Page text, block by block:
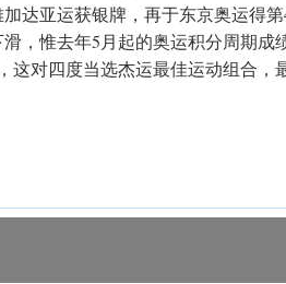
达亚运获银牌，再于东京奥运得
，惟去年5月起的奥运积分周期成
这对四度当选杰运最佳运动组合，